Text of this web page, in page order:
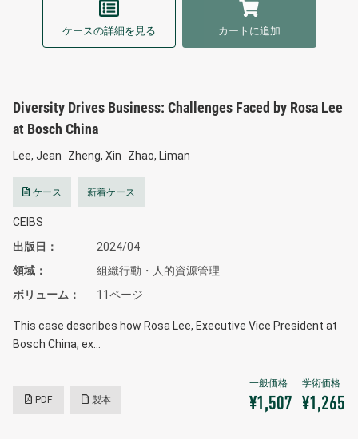
ケースの詳細を見る カートに追加
Diversity Drives Business: Challenges Faced by Rosa Lee
at Bosch China
Lee, Jean Zheng, Xin Zhao, Liman
ケース 新着ケース
CEIBS
出版日
2024/04
領域
組織行動・人的資源管理
ボリューム
11ページ
This case describes how Rosa Lee, Executive Vice President at
Bosch China, ex…
PDF 製本 ¥1,507 ¥1,265